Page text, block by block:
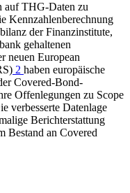
aufTHG-Daten zu
Kennzahlenberechnung
der Finanzinstitute,
gehaltenen
neuen European
) 2 haben europäische
Covered-Bond-
Offenlegungen zu Scope
verbesserte Datenlage
Berichterstattung
Bestand an Covered